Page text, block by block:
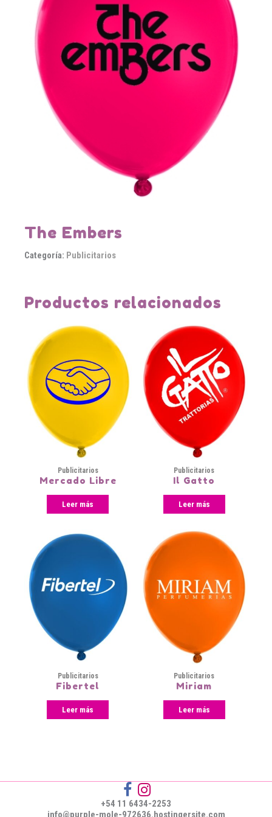
The Embers
Categoría: Publicitarios
Productos relacionados
Publicitarios
Mercado Libre
Leer más
Publicitarios
Il Gatto
Leer más
Publicitarios
Fibertel
Leer más
Publicitarios
Miriam
Leer más
+54 11 6434-2253
info@purple-mole-972636.hostingersite.com